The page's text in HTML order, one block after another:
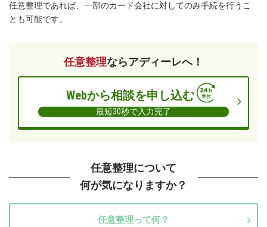
任意整理であれば、一部のカード会社に対してのみ手続を行うこ
とも可能です。
任意整理ならアディーレへ！
Webから相談を申し込む
最短30秒で入力完了
任意整理について
何が気になりますか？
任意整理って何？